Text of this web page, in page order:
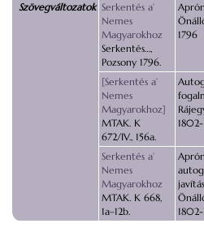
Szövegváltozatok Serkentés a’
Nemes
Magyarokhoz
Serkentés…,
Pozsony 1796.
1796
[Serkentés a’
Nemes
Magyarokhoz]
MTAK. K
672/IV., 156a.
Serkentés a’
Nemes
Magyarokhoz
MTAK. K 668,
1a–12b.